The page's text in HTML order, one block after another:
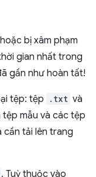
bị xâm phạm
gian nhất trong
gần như hoàn tất!
tệp: tệp .txt và
tệp mẫu và các tệp
cần tải lên trang
. Tuỳ thuộc vào